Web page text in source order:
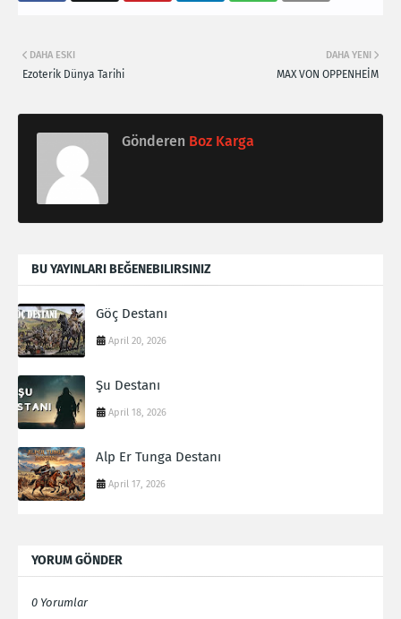
DAHA YENI
MAX VON OPPENHEİM
DAHA ESKI
Ezoterik Dünya Tarihi
Gönderen Boz Karga
BU YAYINLARI BEĞENEBILIRSINIZ
Göç Destanı
April 20, 2026
Şu Destanı
April 18, 2026
Alp Er Tunga Destanı
April 17, 2026
YORUM GÖNDER
0 Yorumlar